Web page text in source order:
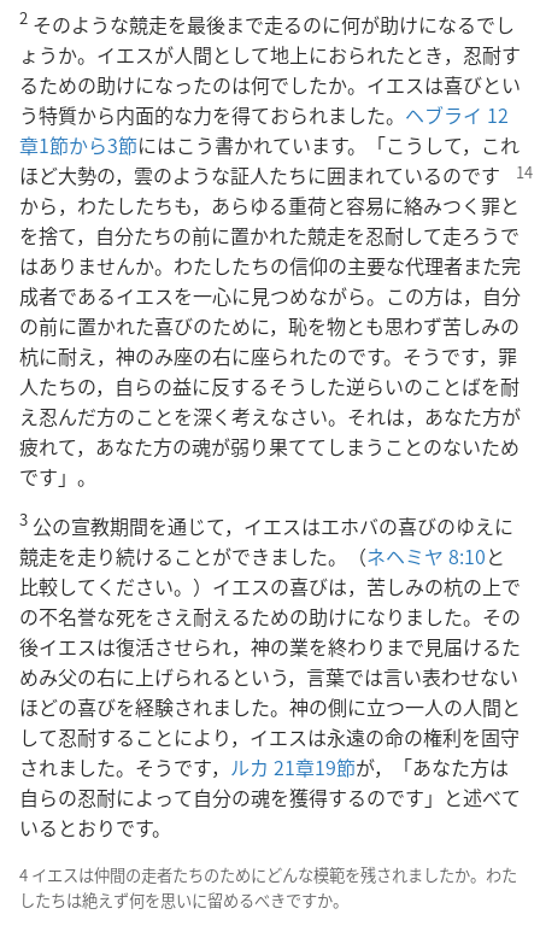
2 そのような競走を最後まで走るのに何が助けになるでし
ょうか。イエスが人間として地上におられたとき，忍耐す
るための助けになったのは何でしたか。イエスは喜びとい
う特質から内面的な力を得ておられました。 ヘブライ 12
章1節から3節にはこう書かれています。「こうして，これ
ほど大勢の，雲のような証人たちに囲まれているのです
から，わたしたちも，あらゆる重荷と容易に絡みつく罪と
を捨て，自分たちの前に置かれた競走を忍耐して走ろうで
はありませんか。わたしたちの信仰の主要な代理者また完
成者であるイエスを一心に見つめながら。この方は，自分
の前に置かれた喜びのために，恥を物とも思わず苦しみの
杭に耐え，神のみ座の右に座られたのです。そうです，罪
人たちの，自らの益に反するそうした逆らいのことばを耐
え忍んだ方のことを深く考えなさい。それは，あなた方が
疲れて，あなた方の魂が弱り果ててしまうことのないため
です」。
3 公の宣教期間を通じて，イエスはエホバの喜びのゆえに
競走を走り続けることができました。（ネヘミヤ 8:10と
比較してください。）イエスの喜びは，苦しみの杭の上で
の不名誉な死をさえ耐えるための助けになりました。その
後イエスは復活させられ，神の業を終わりまで見届けるた
めみ父の右に上げられるという，言葉では言い表わせない
ほどの喜びを経験されました。神の側に立つ一人の人間と
して忍耐することにより，イエスは永遠の命の権利を固守
されました。そうです， ルカ 21章19節が，「あなた方は
自らの忍耐によって自分の魂を獲得するのです」と述べて
いるとおりです。
4 イエスは仲間の走者たちのためにどんな模範を残されましたか。わた
したちは絶えず何を思いに留めるべきですか。